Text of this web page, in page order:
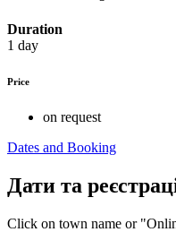
Duration
1 day
Price
on request
Dates and Booking
Дати та
Click on town name or